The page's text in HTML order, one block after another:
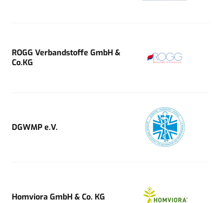
ROGG Verbandstoffe GmbH &
Co.KG
DGWMP e.V.
Homviora GmbH & Co. KG